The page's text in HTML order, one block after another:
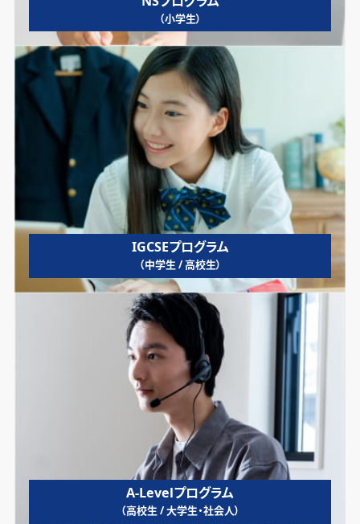
（小学生）
IGCSEプログラム
（中学生 / 高校生）
A-Levelプログラム
（高校生 / 大学生・社会人）